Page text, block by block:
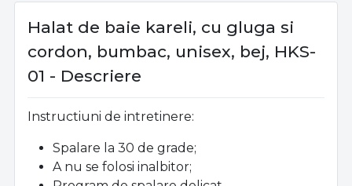
Halat de baie kareli, cu gluga si
cordon, bumbac, unisex, bej, HKS-
01 - Descriere
Instructiuni de intretinere:
Spalare la 30 de grade;
A nu se folosi inalbitor;